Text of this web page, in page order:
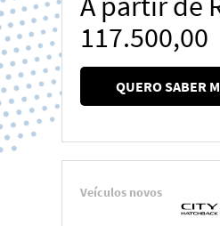
117.500,00
QUERO SABER
Veículos novos